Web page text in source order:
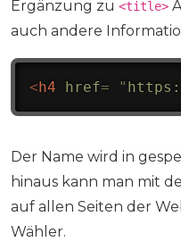
Ergänzung zu <title>
auch andere
<h4 href= "
Der Name wird in
hinaus kann man mit
auf allen Seiten der
Wähler.